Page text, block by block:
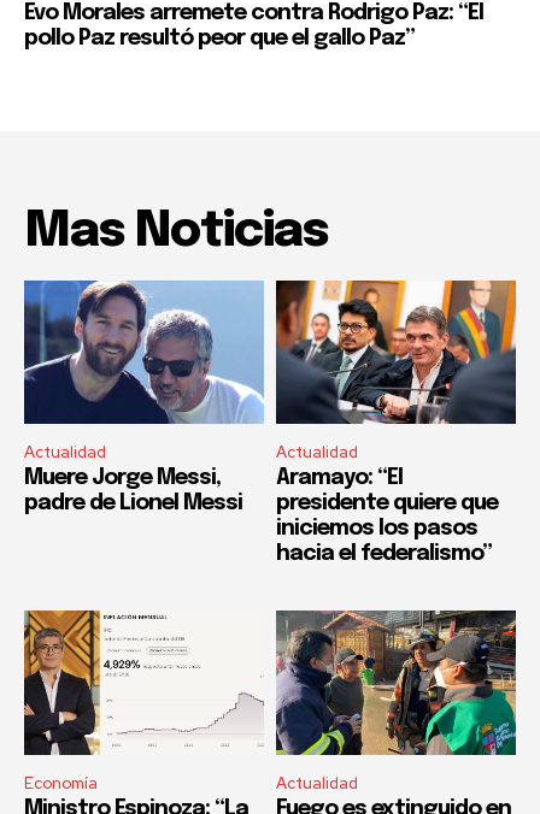
Evo Morales arremete contra Rodrigo Paz: “El
pollo Paz resultó peor que el gallo Paz”
Mas Noticias
Actualidad
Muere Jorge Messi,
padre de Lionel Messi
Actualidad
Aramayo: “El
presidente quiere que
iniciemos los pasos
hacia el federalismo”
Economía
Ministro Espinoza: “La
Actualidad
Fuego es extinguido en